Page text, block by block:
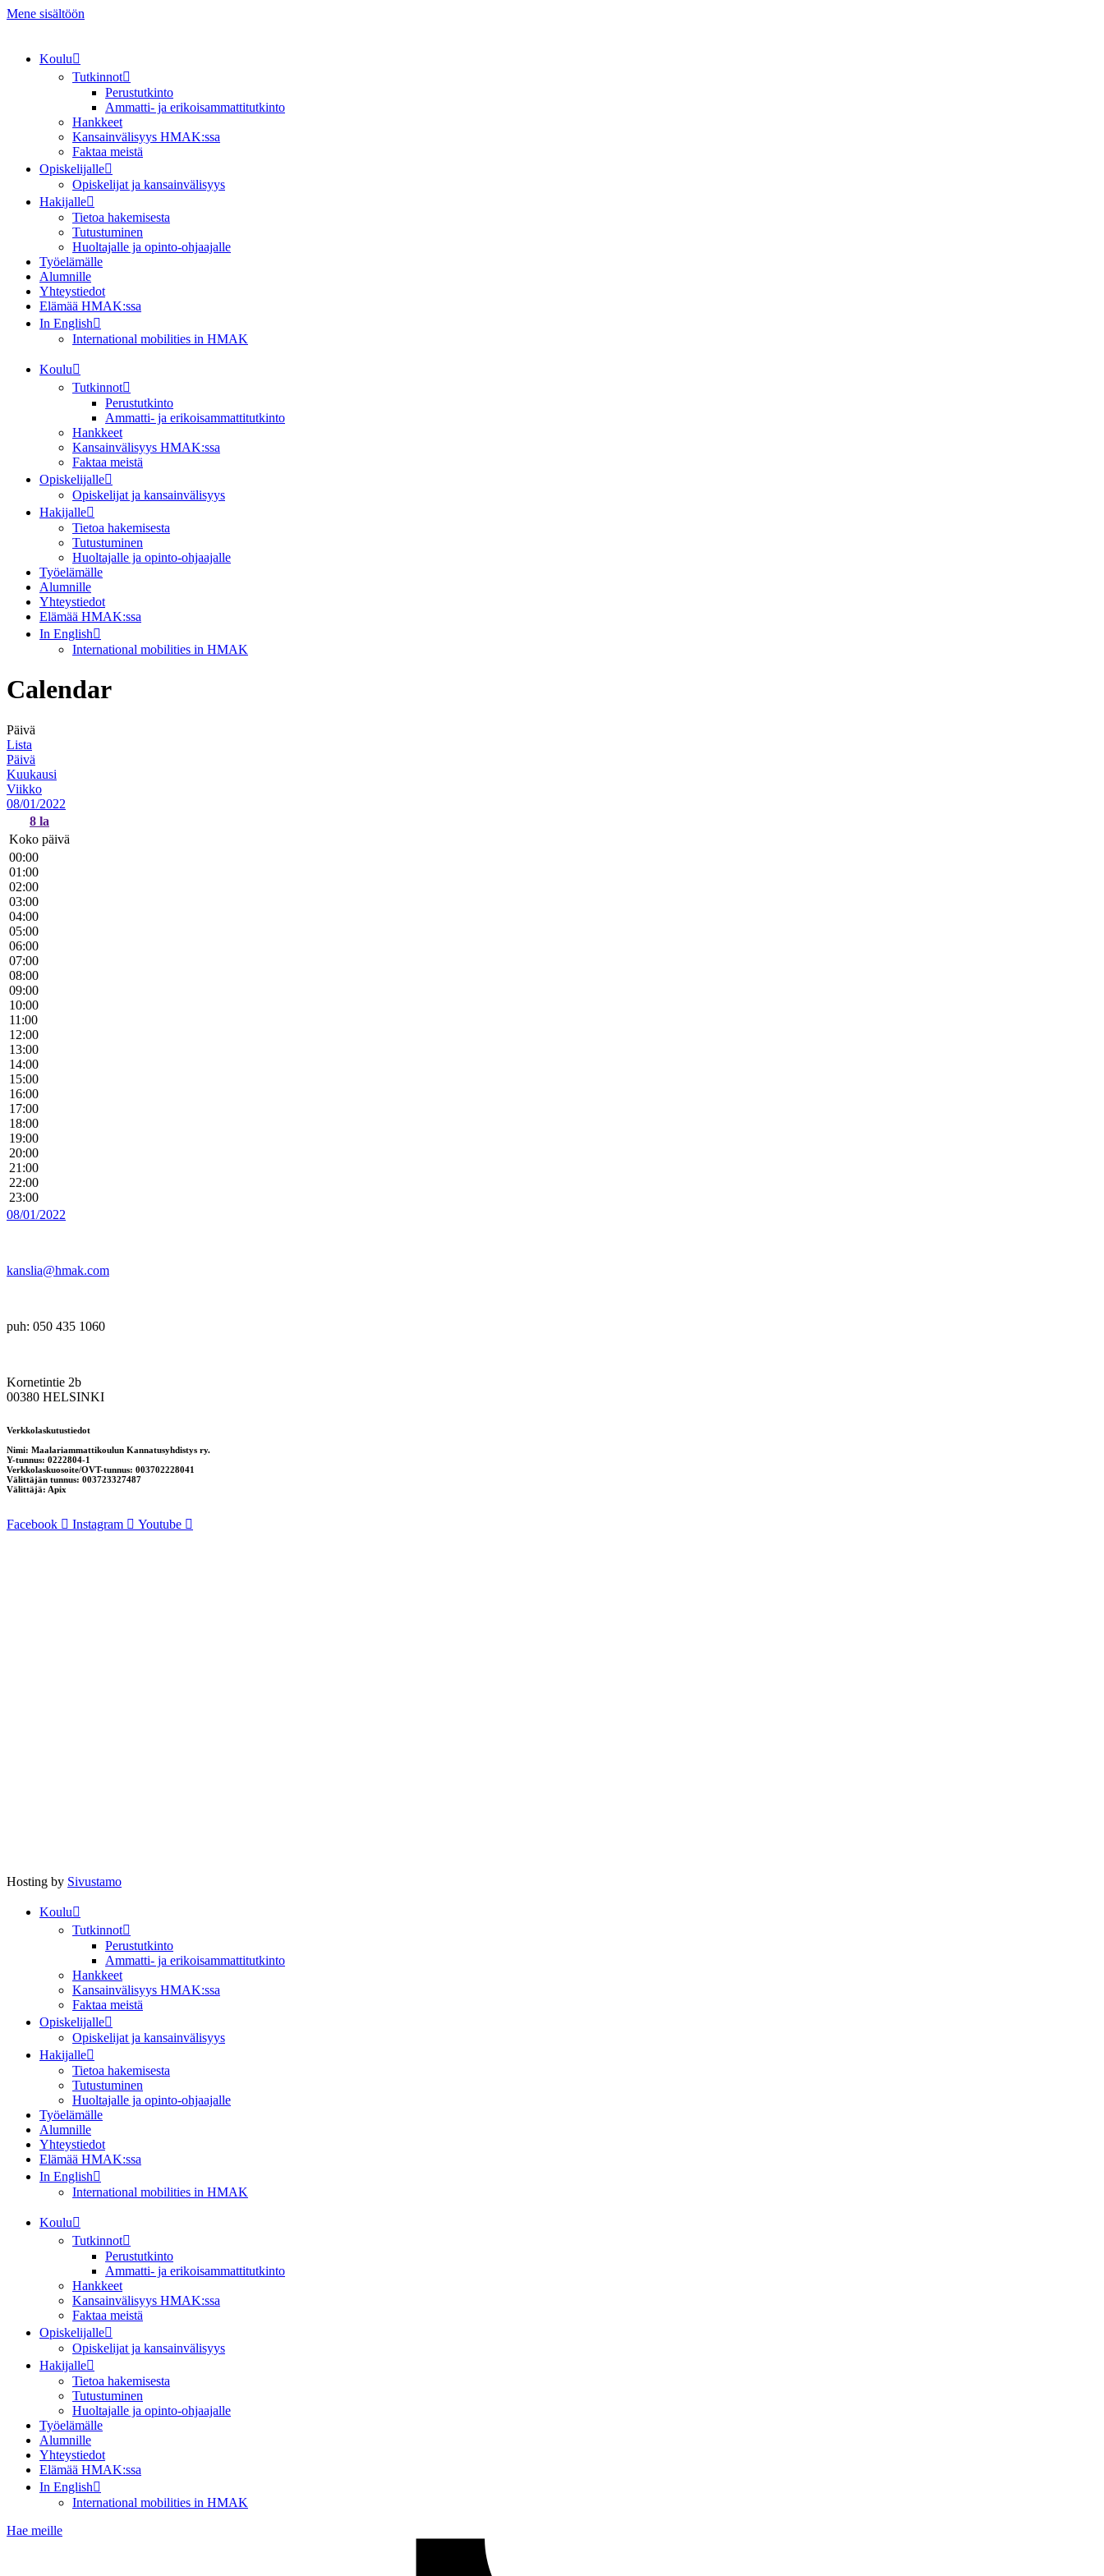
Mene sisältöön
Koulu
Tutkinnot
Perustutkinto
Ammatti- ja erikoisammattitutkinto
Hankkeet
Kansainvälisyys HMAK:ssa
Faktaa meistä
Opiskelijalle
Opiskelijat ja kansainvälisyys
Hakijalle
Tietoa hakemisesta
Tutustuminen
Huoltajalle ja opinto-ohjaajalle
Työelämälle
Alumnille
Yhteystiedot
Elämää HMAK:ssa
In English
International mobilities in HMAK
Koulu
Tutkinnot
Perustutkinto
Ammatti- ja erikoisammattitutkinto
Hankkeet
Kansainvälisyys HMAK:ssa
Faktaa meistä
Opiskelijalle
Opiskelijat ja kansainvälisyys
Hakijalle
Tietoa hakemisesta
Tutustuminen
Huoltajalle ja opinto-ohjaajalle
Työelämälle
Alumnille
Yhteystiedot
Elämää HMAK:ssa
In English
International mobilities in HMAK
Calendar
Päivä
Lista
Päivä
Kuukausi
Viikko
08/01/2022
8 la
Koko päivä
00:00
01:00
02:00
03:00
04:00
05:00
06:00
07:00
08:00
09:00
10:00
11:00
12:00
13:00
14:00
15:00
16:00
17:00
18:00
19:00
20:00
21:00
22:00
23:00
08/01/2022
kanslia@hmak.com
puh: 050 435 1060
Kornetintie 2b
00380 HELSINKI
Verkkolaskutustiedot
Nimi: Maalariammattikoulun Kannatusyhdistys ry.
Y-tunnus: 0222804-1
Verkkolaskuosoite/OVT-tunnus: 003702228041
Välittäjän tunnus: 003723327487
Välittäjä: Apix
Facebook Instagram Youtube
Hosting by Sivustamo
Koulu
Tutkinnot
Perustutkinto
Ammatti- ja erikoisammattitutkinto
Hankkeet
Kansainvälisyys HMAK:ssa
Faktaa meistä
Opiskelijalle
Opiskelijat ja kansainvälisyys
Hakijalle
Tietoa hakemisesta
Tutustuminen
Huoltajalle ja opinto-ohjaajalle
Työelämälle
Alumnille
Yhteystiedot
Elämää HMAK:ssa
In English
International mobilities in HMAK
Koulu
Tutkinnot
Perustutkinto
Ammatti- ja erikoisammattitutkinto
Hankkeet
Kansainvälisyys HMAK:ssa
Faktaa meistä
Opiskelijalle
Opiskelijat ja kansainvälisyys
Hakijalle
Tietoa hakemisesta
Tutustuminen
Huoltajalle ja opinto-ohjaajalle
Työelämälle
Alumnille
Yhteystiedot
Elämää HMAK:ssa
In English
International mobilities in HMAK
Hae meille